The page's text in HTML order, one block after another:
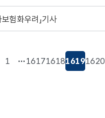
험화우려」기사
1 1617161816191620